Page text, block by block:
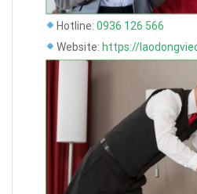
Hotline: 0936 126 566
Website: https://